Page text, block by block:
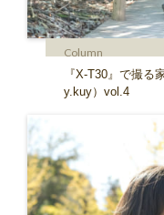
Column
『X-T30』で撮
y.kuy）vol.4